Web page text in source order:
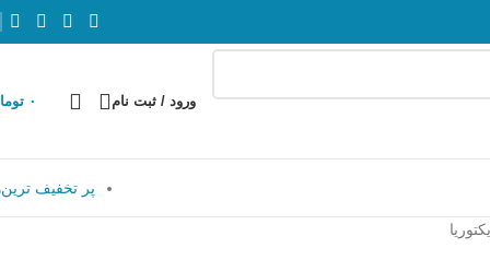
ورود / ثبت نام ۰
پر تخفیف